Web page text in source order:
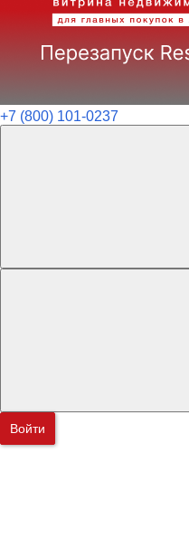
+7 (800) 101-0237
Войти